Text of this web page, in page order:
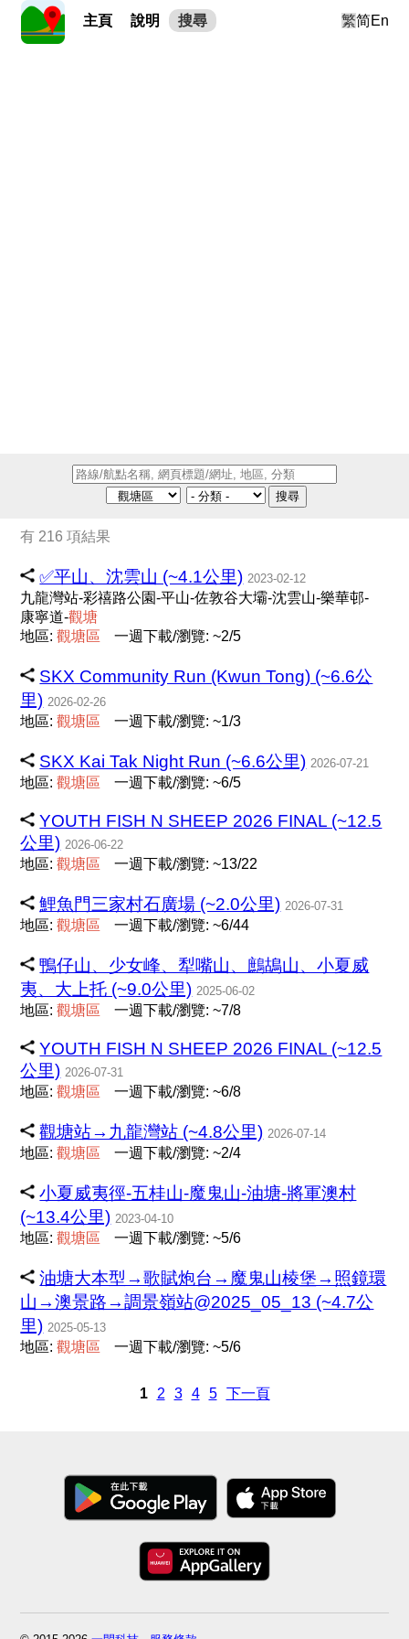
主頁 說明 搜尋 繁简En
搜尋
有 216 項結果
✅平山、沈雲山 (~4.1公里) 2023-02-12
九龍灣站-彩禧路公園-平山-佐敦谷大壩-沈雲山-樂華邨-
康寧道-觀塘
地區:觀塘區 一週下載/瀏覽: ~2/5
SKX Community Run (Kwun Tong) (~6.6公
里) 2026-02-26
地區:觀塘區 一週下載/瀏覽: ~1/3
SKX Kai Tak Night Run (~6.6公里) 2026-07-21
地區:觀塘區 一週下載/瀏覽: ~6/5
YOUTH FISH N SHEEP 2026 FINAL (~12.5
公里) 2026-06-22
地區:觀塘區 一週下載/瀏覽: ~13/22
鯉魚門三家村石廣場 (~2.0公里) 2026-07-31
地區:觀塘區 一週下載/瀏覽: ~6/44
鴨仔山、少女峰、犁嘴山、鷓鴣山、小夏威
夷、大上托 (~9.0公里) 2025-06-02
地區:觀塘區 一週下載/瀏覽: ~7/8
YOUTH FISH N SHEEP 2026 FINAL (~12.5
公里) 2026-07-31
地區:觀塘區 一週下載/瀏覽: ~6/8
觀塘站→九龍灣站 (~4.8公里) 2026-07-14
地區:觀塘區 一週下載/瀏覽: ~2/4
小夏威夷徑-五桂山-魔鬼山-油塘-將軍澳村
(~13.4公里) 2023-04-10
地區:觀塘區 一週下載/瀏覽: ~5/6
油塘大本型→歌賦炮台→魔鬼山棱堡→照鏡環
山→澳景路→調景嶺站@2025_05_13 (~4.7公
里) 2025-05-13
地區:觀塘區 一週下載/瀏覽: ~5/6
1 2 3 4 5 下一頁